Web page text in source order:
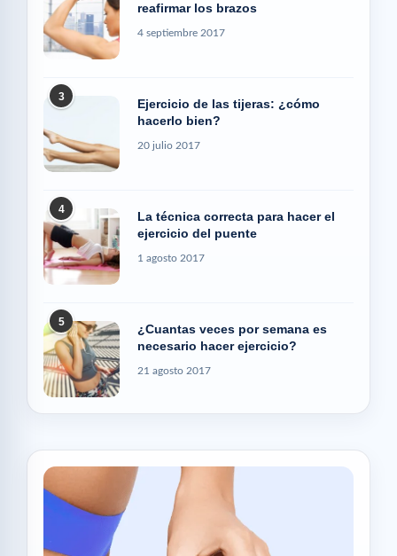
reafirmar los brazos
4 septiembre 2017
3
Ejercicio de las tijeras: ¿cómo
hacerlo bien?
20 julio 2017
4
La técnica correcta para hacer el
ejercicio del puente
1 agosto 2017
5
¿Cuantas veces por semana es
necesario hacer ejercicio?
21 agosto 2017